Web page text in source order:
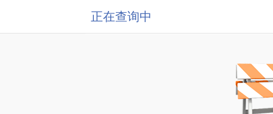
正在查询中